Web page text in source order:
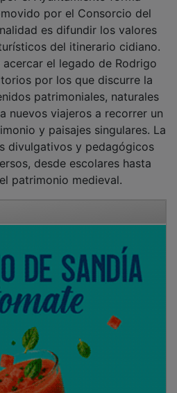
por el Consorcio del
es difundir los valores
del itinerario cidiano.
el legado de Rodrigo
por los que discurre la
patrimoniales, naturales
nuevos viajeros a recorrer un
y paisajes singulares. La
divulgativos y pedagógicos
desde escolares hasta
patrimonio medieval.